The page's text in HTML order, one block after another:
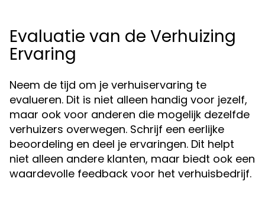
Evaluatie van de Verhuizing
Ervaring
Neem de tijd om je verhuiservaring te
evalueren. Dit is niet alleen handig voor jezelf,
maar ook voor anderen die mogelijk dezelfde
verhuizers overwegen. Schrijf een eerlijke
beoordeling en deel je ervaringen. Dit helpt
niet alleen andere klanten, maar biedt ook een
waardevolle feedback voor het verhuisbedrijf.